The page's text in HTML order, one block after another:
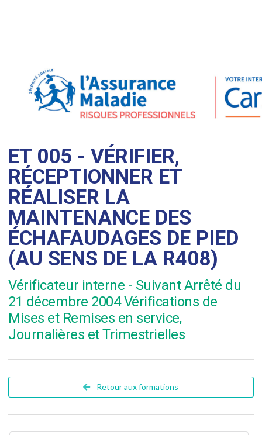
ET 005 - VÉRIFIER,
RÉCEPTIONNER ET
RÉALISER LA
MAINTENANCE DES
ÉCHAFAUDAGES DE PIED
(AU SENS DE LA R408)
Vérificateur interne - Suivant Arrêté du
21 décembre 2004 Vérifications de
Mises et Remises en service,
Journalières et Trimestrielles
Retour aux formations